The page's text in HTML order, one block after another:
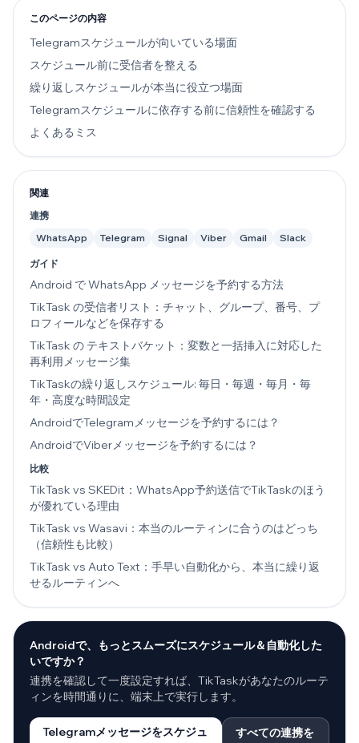
このページの内容
Telegramスケジュールが向いている場面
スケジュール前に受信者を整える
繰り返しスケジュールが本当に役立つ場面
Telegramスケジュールに依存する前に信頼性を確認する
よくあるミス
関連
連携
WhatsApp
Telegram Signal Viber Gmail Slack
ガイド
Android で WhatsApp メッセージを予約する方法
TikTask の受信者リスト：チャット、グループ、番号、プ
ロフィールなどを保存する
TikTask の テキストバケット：変数と一括挿入に対応した
再利用メッセージ集
TikTaskの繰り返しスケジュール: 毎日・毎週・毎月・毎
年・高度な時間設定
AndroidでTelegramメッセージを予約するには？
AndroidでViberメッセージを予約するには？
比較
TikTask vs SKEDit：WhatsApp予約送信でTikTaskのほう
が優れている理由
TikTask vs Wasavi：本当のルーティンに合うのはどっち
（信頼性も比較）
TikTask vs Auto Text：手早い自動化から、本当に繰り返
せるルーティンへ
Androidで、もっとスムーズにスケジュール＆自動化した
いですか？
連携を確認して一度設定すれば、TikTaskがあなたのルーテ
ィンを時間通りに、端末上で実行します。
Telegramメッセージをスケジュ
すべての連携を